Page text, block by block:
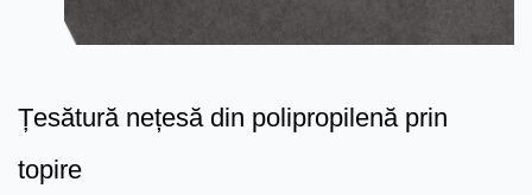
Țesătură nețesă din polipropilenă prin
topire